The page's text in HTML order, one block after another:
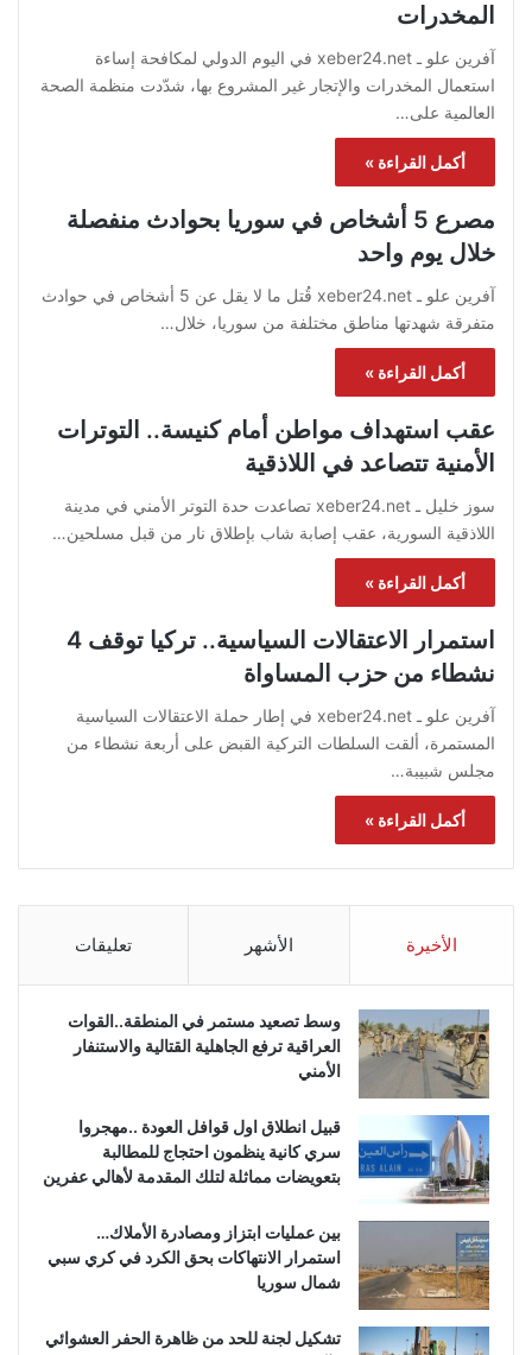
المخدرات
آفرين علو ـ xeber24.net في اليوم الدولي لمكافحة إساءة
استعمال المخدرات والإتجار غير المشروع بها، شدّدت منظمة الصحة
العالمية على…
أكمل القراءة »
مصرع 5 أشخاص في سوريا بحوادث منفصلة
خلال يوم واحد
آفرين علو ـ xeber24.net قُتل ما لا يقل عن 5 أشخاص في حوادث
متفرقة شهدتها مناطق مختلفة من سوريا، خلال…
أكمل القراءة »
عقب استهداف مواطن أمام كنيسة.. التوترات
الأمنية تتصاعد في اللاذقية
سوز خليل ـ xeber24.net تصاعدت حدة التوتر الأمني في مدينة
اللاذقية السورية، عقب إصابة شاب بإطلاق نار من قبل مسلحين…
أكمل القراءة »
استمرار الاعتقالات السياسية.. تركيا توقف 4
نشطاء من حزب المساواة
آفرين علو ـ xeber24.net في إطار حملة الاعتقالات السياسية
المستمرة، ألقت السلطات التركية القبض على أربعة نشطاء من
مجلس شبيبة…
أكمل القراءة »
الأخيرة الأشهر تعليقات
وسط تصعيد مستمر في المنطقة..القوات
العراقية ترفع الجاهلية القتالية والاستنفار
الأمني
قبيل انطلاق اول قوافل العودة ..مهجروا
سري كانية ينظمون احتجاج للمطالبة
بتعويضات مماثلة لتلك المقدمة لأهالي عفرين
بين عمليات ابتزاز ومصادرة الأملاك…
استمرار الانتهاكات بحق الكرد في كري سبي
شمال سوريا
تشكيل لجنة للحد من ظاهرة الحفر العشوائي